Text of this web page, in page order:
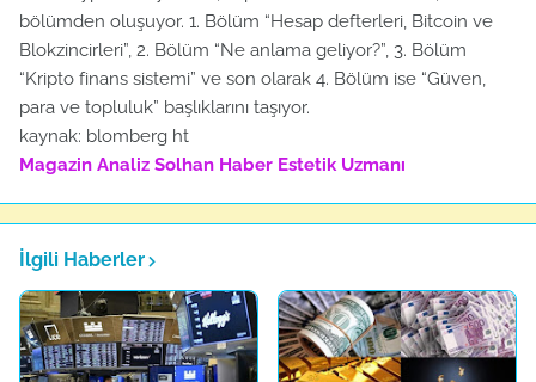
bölümden oluşuyor. 1. Bölüm “Hesap defterleri, Bitcoin ve
Blokzincirleri”, 2. Bölüm “Ne anlama geliyor?”, 3. Bölüm
“Kripto finans sistemi” ve son olarak 4. Bölüm ise “Güven,
para ve topluluk” başlıklarını taşıyor.
kaynak: blomberg ht
Magazin Analiz Solhan Haber Estetik Uzmanı
İlgili Haberler